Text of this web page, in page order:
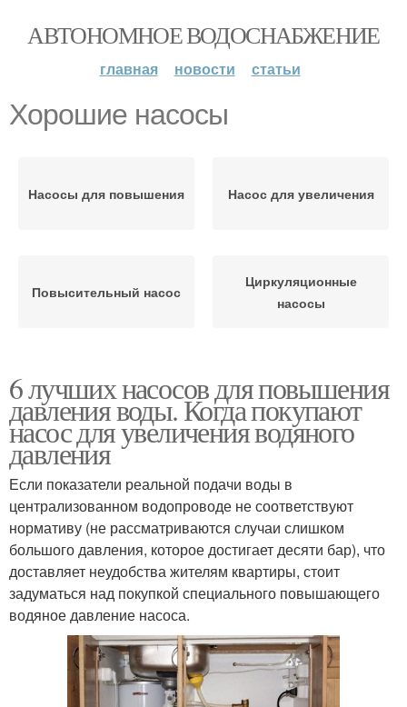
АВТОНОМНОЕ ВОДОСНАБЖЕНИЕ
главная новости статьи
Хорошие насосы
Насосы для повышения Насос для увеличения
Повысительный насос
Циркуляционные
насосы
6 лучших насосов для повышения
давления воды. Когда покупают
насос для увеличения водяного
давления
Если показатели реальной подачи воды в
централизованном водопроводе не соответствуют
нормативу (не рассматриваются случаи слишком
большого давления, которое достигает десяти бар), что
доставляет неудобства жителям квартиры, стоит
задуматься над покупкой специального повышающего
водяное давление насоса.